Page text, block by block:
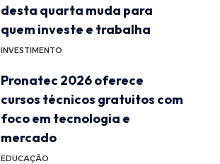
desta quarta muda para
quem investe e trabalha
INVESTIMENTO
Pronatec 2026 oferece
cursos técnicos gratuitos com
foco em tecnologia e
mercado
EDUCAÇÃO